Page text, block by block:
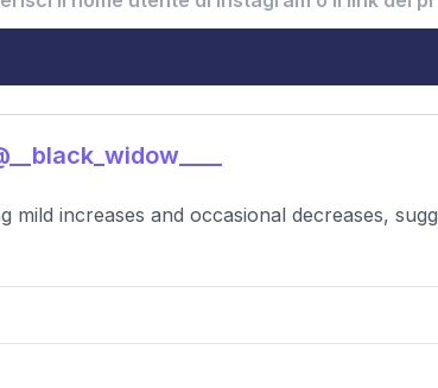
mild increases and occasional decreases,